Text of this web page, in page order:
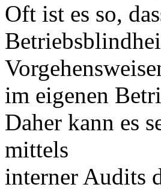
Oft ist es so,
im eigenen
Daher kann es
mittels
interner Audits